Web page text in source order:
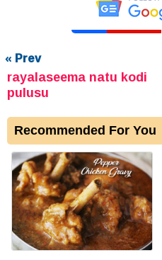
« Prev
rayalaseema natu kodi
pulusu
Recommended For You